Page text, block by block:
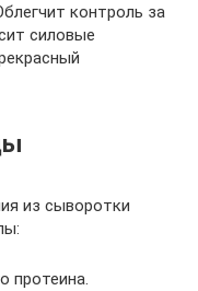
контроль за
силовые
из сыворотки
протеина.